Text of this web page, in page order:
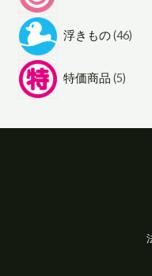
商
個
浮きもの 46
4
特価商品 5
5